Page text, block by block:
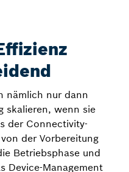
nämlich nur dann
skalieren, wenn sie
der Connectivity-
der Vorbereitung
Betriebsphase und
Device-Management